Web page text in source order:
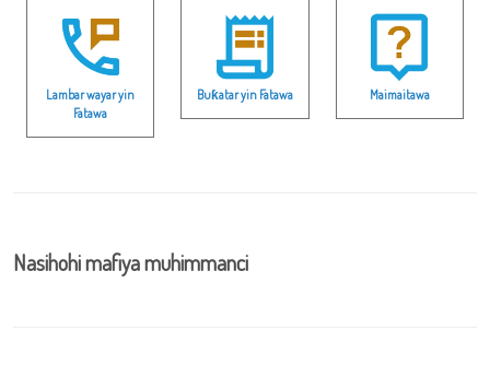
Lambar wayar yin
Fatawa
Buƙatar yin Fatawa Maimaitawa
Nasihohi mafiya muhimmanci